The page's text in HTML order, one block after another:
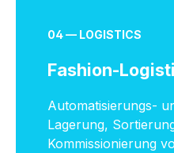
04 — LOGISTICS
Fashion-
Automatisierungs-
Lagerung,
Kommissionierung